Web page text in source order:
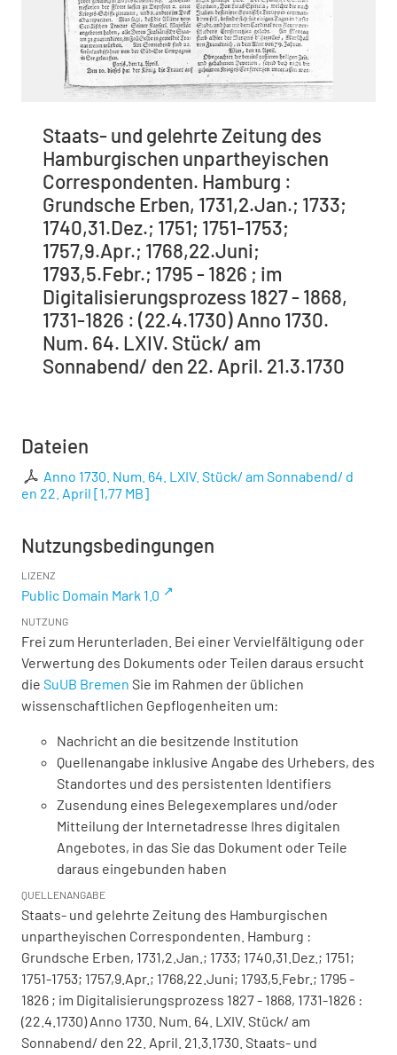
Staats- und gelehrte Zeitung des
Hamburgischen unpartheyischen
Correspondenten. Hamburg :
Grundsche Erben, 1731,2.Jan.; 1733;
1740,31.Dez.; 1751; 1751-1753;
1757,9.Apr.; 1768,22.Juni;
1793,5.Febr.; 1795 - 1826 ; im
Digitalisierungsprozess 1827 - 1868,
1731-1826 : (22.4.1730) Anno 1730.
Num. 64. LXIV. Stück/ am
Sonnabend/ den 22. April. 21.3.1730
Dateien
Anno 1730. Num. 64. LXIV. Stück/ am Sonnabend/ d
en 22. April [1,77 MB]
Nutzungsbedingungen
LIZENZ
Public Domain Mark 1.0
NUTZUNG
Frei zum Herunterladen. Bei einer Vervielfältigung oder
Verwertung des Dokuments oder Teilen daraus ersucht
die SuUB Bremen Sie im Rahmen der üblichen
wissenschaftlichen Gepflogenheiten um:
Nachricht an die besitzende Institution
Quellenangabe inklusive Angabe des Urhebers, des
Standortes und des persistenten Identifiers
Zusendung eines Belegexemplares und/oder
Mitteilung der Internetadresse Ihres digitalen
Angebotes, in das Sie das Dokument oder Teile
daraus eingebunden haben
QUELLENANGABE
Staats- und gelehrte Zeitung des Hamburgischen
unpartheyischen Correspondenten. Hamburg :
Grundsche Erben, 1731,2.Jan.; 1733; 1740,31.Dez.; 1751;
1751-1753; 1757,9.Apr.; 1768,22.Juni; 1793,5.Febr.; 1795 -
1826 ; im Digitalisierungsprozess 1827 - 1868, 1731-1826 :
(22.4.1730) Anno 1730. Num. 64. LXIV. Stück/ am
Sonnabend/ den 22. April. 21.3.1730. Staats- und